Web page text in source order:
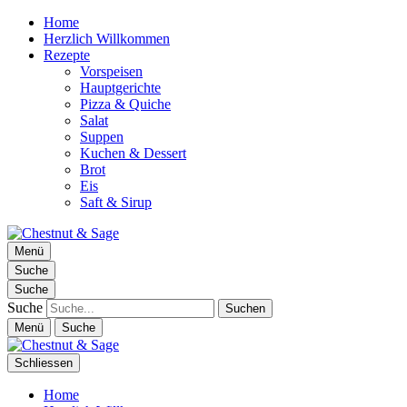
Home
Herzlich Willkommen
Rezepte
Vorspeisen
Hauptgerichte
Pizza & Quiche
Salat
Suppen
Kuchen & Dessert
Brot
Eis
Saft & Sirup
Chestnut & Sage
Foodblog | essen. trinken. genießen.
Menü
Suche
Suche
Suche
Menü Suche
Schliessen
Home